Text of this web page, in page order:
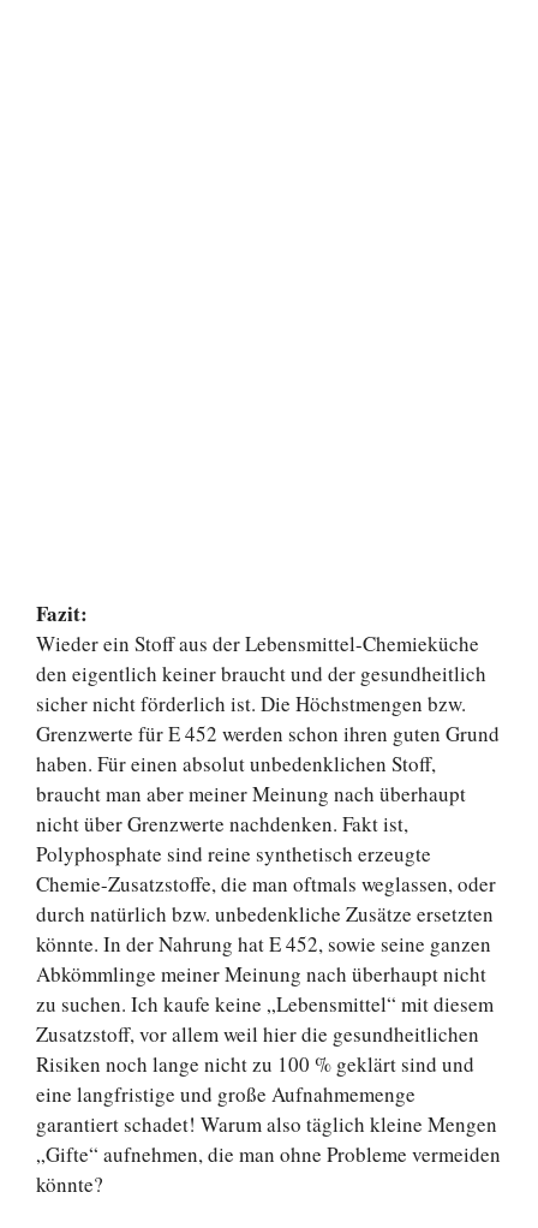
Fazit:
Wieder ein Stoff aus der Lebensmittel-Chemieküche
den eigentlich keiner braucht und der gesundheitlich
sicher nicht förderlich ist. Die Höchstmengen bzw.
Grenzwerte für E 452 werden schon ihren guten Grund
haben. Für einen absolut unbedenklichen Stoff,
braucht man aber meiner Meinung nach überhaupt
nicht über Grenzwerte nachdenken. Fakt ist,
Polyphosphate sind reine synthetisch erzeugte
Chemie-Zusatzstoffe, die man oftmals weglassen, oder
durch natürlich bzw. unbedenkliche Zusätze ersetzten
könnte. In der Nahrung hat E 452, sowie seine ganzen
Abkömmlinge meiner Meinung nach überhaupt nicht
zu suchen. Ich kaufe keine „Lebensmittel“ mit diesem
Zusatzstoff, vor allem weil hier die gesundheitlichen
Risiken noch lange nicht zu 100 % geklärt sind und
eine langfristige und große Aufnahmemenge
garantiert schadet! Warum also täglich kleine Mengen
„Gifte“ aufnehmen, die man ohne Probleme vermeiden
könnte?